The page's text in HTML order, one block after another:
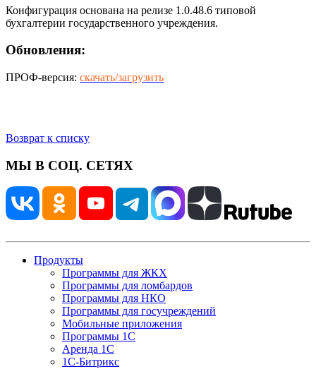
Конфигурация основана на релизе 1.0.48.6 типовой
бухгалтерии государственного учреждения.
Обновления:
ПРОФ-версия: скачать/загрузить
Возврат к списку
МЫ В СОЦ. СЕТЯХ
Продукты
Программы для ЖКХ
Программы для ломбардов
Программы для НКО
Программы для госучреждений
Мобильные приложения
Программы 1С
Аренда 1С
1С-Битрикс